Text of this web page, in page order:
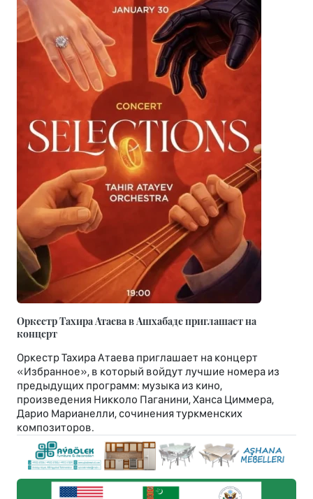
Оркестр Тахира Атаева в Ашхабаде приглашает на
концерт
Оркестр Тахира Атаева приглашает на концерт
«Избранное», в который войдут лучшие номера из
предыдущих программ: музыка из кино,
произведения Никколо Паганини, Ханса Циммера,
Дарио Марианелли, сочинения туркменских
композиторов.